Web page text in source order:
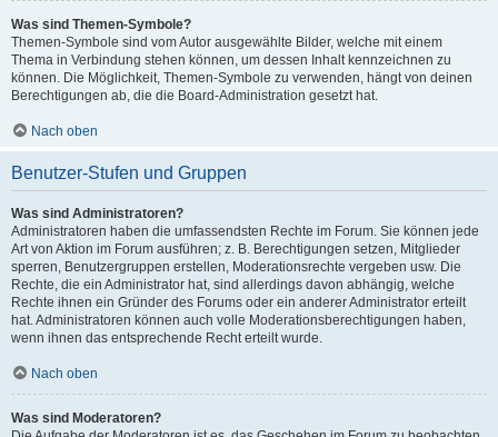
Was sind Themen-Symbole?
Themen-Symbole sind vom Autor ausgewählte Bilder, welche mit einem
Thema in Verbindung stehen können, um dessen Inhalt kennzeichnen zu
können. Die Möglichkeit, Themen-Symbole zu verwenden, hängt von deinen
Berechtigungen ab, die die Board-Administration gesetzt hat.
Nach oben
Benutzer-Stufen und Gruppen
Was sind Administratoren?
Administratoren haben die umfassendsten Rechte im Forum. Sie können jede
Art von Aktion im Forum ausführen; z. B. Berechtigungen setzen, Mitglieder
sperren, Benutzergruppen erstellen, Moderationsrechte vergeben usw. Die
Rechte, die ein Administrator hat, sind allerdings davon abhängig, welche
Rechte ihnen ein Gründer des Forums oder ein anderer Administrator erteilt
hat. Administratoren können auch volle Moderationsberechtigungen haben,
wenn ihnen das entsprechende Recht erteilt wurde.
Nach oben
Was sind Moderatoren?